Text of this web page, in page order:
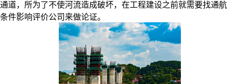
通道，所为了不使河流造成破坏，在工程建设之前就需要找通航
条件影响评价公司来做论证。